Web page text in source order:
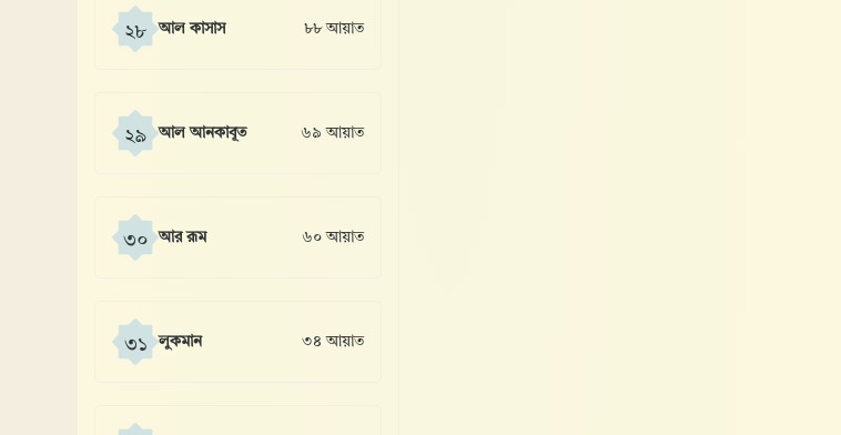
২৮ আল কাসাস ৮৮ আয়াত
২৯ আল আনকাবূত ৬৯ আয়াত
৩০ আর রূম ৬০ আয়াত
৩১ লুকমান ৩৪ আয়াত